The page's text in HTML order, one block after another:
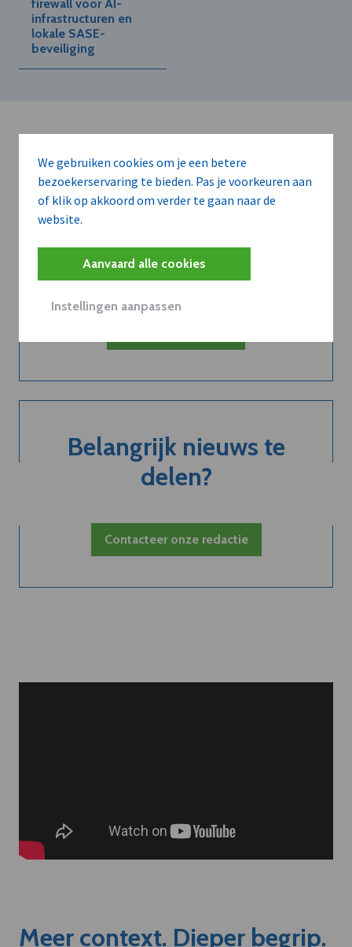
We gebruiken cookies om je een betere
bezoekerservaring te bieden. Pas je voorkeuren aan
of klik op akkoord om verder te gaan naar de
website.
Aanvaard alle cookies
Instellingen aanpassen
firewall voor AI-
infrastructuren en
lokale SASE-
beveiliging
Kort de voordelen
van een
abonnement...
Belangrijk nieuws te
delen?
Contacteer onze redactie
Meer context. Dieper begrip.